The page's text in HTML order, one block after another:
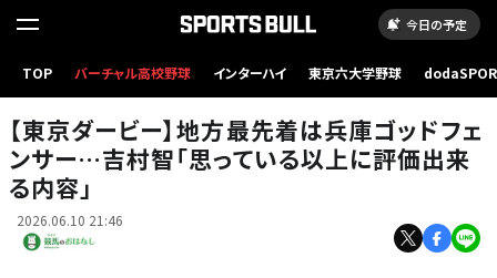
今日の予定
TOP バーチャル高校野球 インターハイ 東京六大学野球
東京ダービー・ゴッドフェンサーと吉村智洋騎手 (C)Hiroki Homma
【東京ダービー】地方最先着は兵庫ゴッドフェ
ンサー…吉村智「思っている以上に評価出来
る内容」
2026.06.10 21:46